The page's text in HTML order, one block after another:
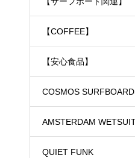
【COFFEE】
【安心食品】
COSMOS
ド）
AMSTERDAM
ェットスーツ）
QUIET FUNK